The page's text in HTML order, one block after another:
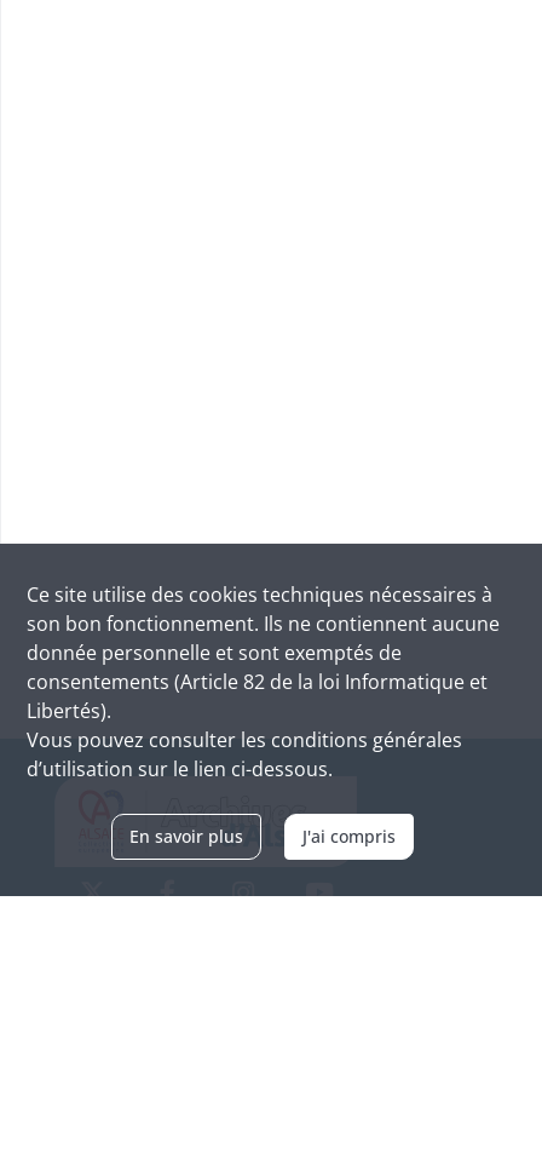
Ce site utilise des cookies techniques nécessaires à
son bon fonctionnement. Ils ne contiennent aucune
donnée personnelle et sont exemptés de
consentements (Article 82 de la loi Informatique et
Libertés).
Vous pouvez consulter les conditions générales
d’utilisation sur le lien ci-dessous.
En savoir plus J'ai compris